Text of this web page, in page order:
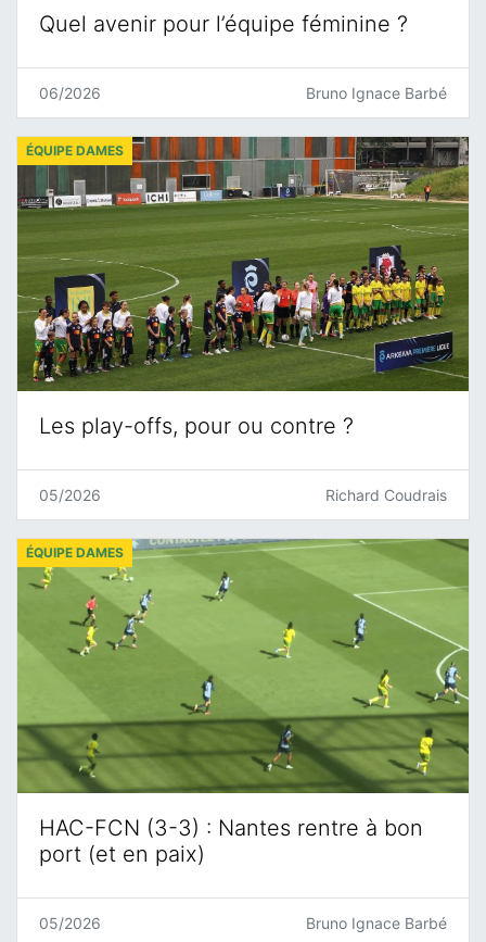
Quel avenir pour l’équipe féminine ?
06/2026 Bruno Ignace Barbé
Les play-offs, pour ou contre ?
ÉQUIPE DAMES
05/2026 Richard Coudrais
HAC-FCN (3-3) : Nantes rentre à bon
port (et en paix)
ÉQUIPE DAMES
05/2026 Bruno Ignace Barbé